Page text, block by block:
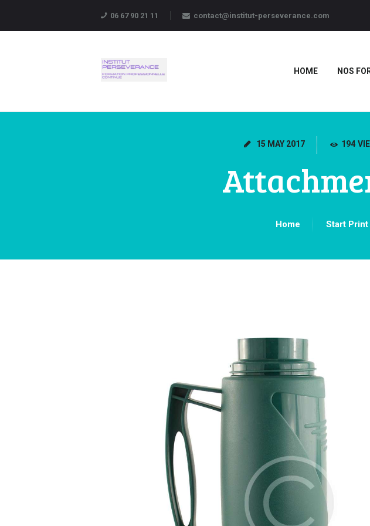
06 67 90 21 11 contact@institut-perseverance.com
HOME NOS
15 MAY 2017 194
Home Start Print
ACTUALITÉS